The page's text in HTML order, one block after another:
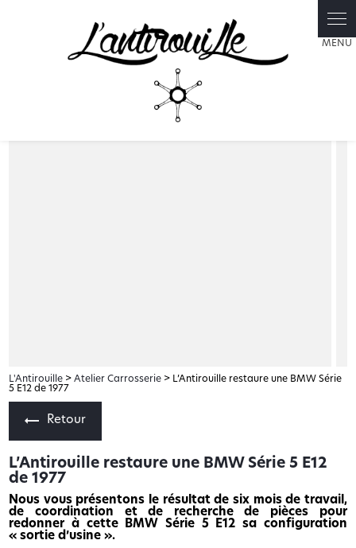
L'Antirouille >Atelier Carrosserie > L’Antirouille restaure une BMW Série
5 E12 de 1977
Retour
L’Antirouille restaure une BMW Série 5 E12
de 1977
Nous vous présentons le résultat de six mois de travail,
de coordination et de recherche de pièces pour
redonner à cette BMW Série 5 E12 sa configuration
« sortie d’usine ».